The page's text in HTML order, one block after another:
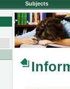
Subjects